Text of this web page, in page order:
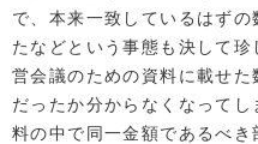
で、本来一致しているはず
たなどという事態も決して
営会議のための資料に載せ
だったか分からなくなって
料の中で同一金額であるべ